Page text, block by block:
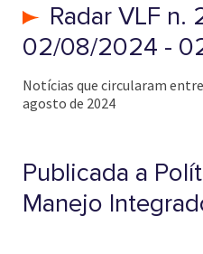
Radar VLF
02/08/2024 -
Notícias que circularam
agosto de 2024
Publicada a
Manejo